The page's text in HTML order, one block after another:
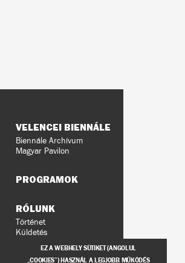
VELENCEI BIENNÁLE
Biennále Archívum
Magyar Pavilon
PROGRAMOK
RÓLUNK
Történet
Küldetés
Ludwig Múzeumok a
világbanEZ A WEBHELY SÜTIKET (ANGOLUL
„COOKIES”) HASZNÁL A LEGJOBB MŰKÖDÉS